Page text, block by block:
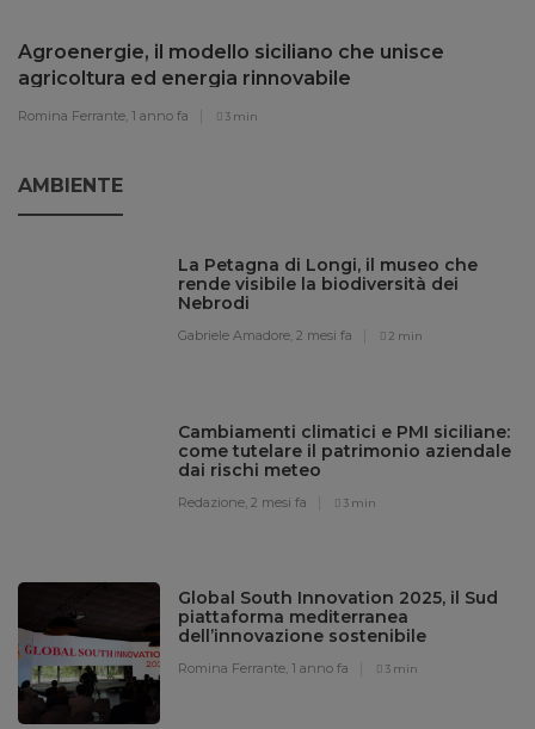
Agroenergie, il modello siciliano che unisce
agricoltura ed energia rinnovabile
Romina Ferrante, 1 anno fa 3 min
AMBIENTE
La Petagna di Longi, il museo che
rende visibile la biodiversità dei
Nebrodi
Gabriele Amadore,2 mesi fa 2 min
Cambiamenti climatici e PMI siciliane:
come tutelare il patrimonio aziendale
dai rischi meteo
Redazione,2 mesi fa 3 min
Global South Innovation 2025, il Sud
piattaforma mediterranea
dell’innovazione sostenibile
Romina Ferrante,1 anno fa 3 min